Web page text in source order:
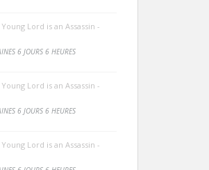
Lord is an Assassin -
6 JOURS 6 HEURES
Lord is an Assassin -
6 JOURS 6 HEURES
Lord is an Assassin -